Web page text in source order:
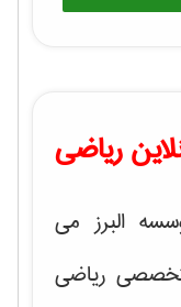
ریاضی
البرز می
تخصصی ریاضی